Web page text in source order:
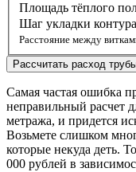
Площадь тёплого
Шаг укладки контура
Расстояние между
Рассчитать расход
Самая частая ошибка
неправильный расчет
метража, и придется
Возьмете слишком
которые некуда деть.
000 рублей в